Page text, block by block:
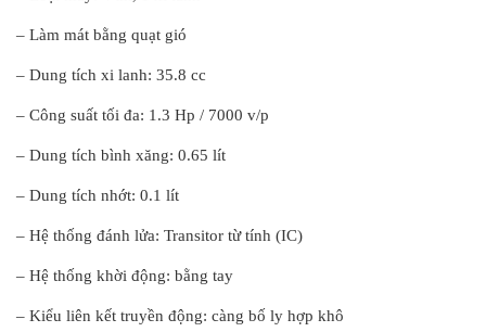
– Làm mát bằng quạt gió
– Dung tích xi lanh: 35.8 cc
– Công suất tối đa: 1.3 Hp / 7000 v/p
– Dung tích bình xăng: 0.65 lít
– Dung tích nhớt: 0.1 lít
– Hệ thống đánh lửa: Transitor từ tính (IC)
– Hệ thống khời động: bằng tay
– Kiểu liên kết truyền động: càng bố ly hợp khô